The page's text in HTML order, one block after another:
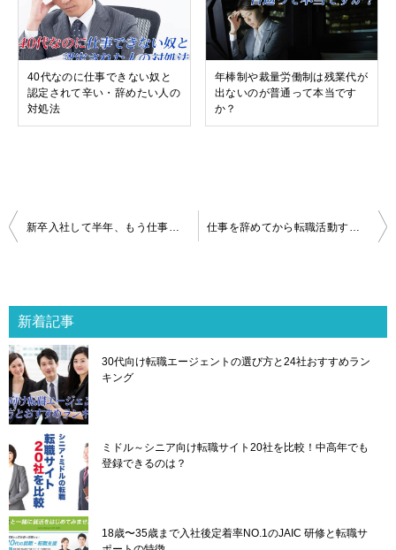
40代なのに仕事できない奴と
認定されて辛い・辞めたい人の
対処法
年棒制や裁量労働制は残業代が
出ないのが普通って本当です
か？
投
稿
ゲ
ー
シ
ョ
ン
新卒入社して半年、もう仕事辞めたい人が損しない為に退職までに準備すべきこと 仕事を辞めてから転職活動すると足元見られるから止めとけ
新着記事
30代向け転職エージェントの選び方と24社おすすめラン
キング
ミドル～シニア向け転職サイト20社を比較！中高年でも
登録できるのは？
18歳〜35歳まで入社後定着率NO.1のJAIC 研修と転職サ